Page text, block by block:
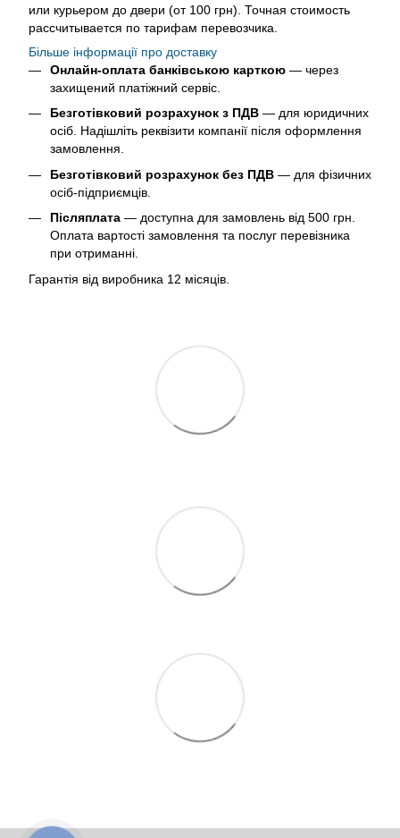
или курьером до двери (от 100 грн). Точная стоимость
рассчитывается по тарифам перевозчика.
Більше інформації про доставку
Онлайн-оплата банківською карткою — через
захищений платіжний сервіс.
Безготівковий розрахунок з ПДВ — для юридичних
осіб. Надішліть реквізити компанії після оформлення
замовлення.
Безготівковий розрахунок без ПДВ — для фізичних
осіб-підприємців.
Післяплата — доступна для замовлень від 500 грн.
Оплата вартості замовлення та послуг перевізника
при отриманні.
Гарантія від виробника 12 місяців.